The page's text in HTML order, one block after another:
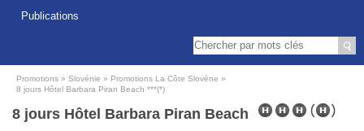
Publications
Promotions Slovénie
Promotions La Côte Slovène
8 jours Hôtel Barbara Piran Beach ***(*)
8 jours Hôtel Barbara Piran Beach